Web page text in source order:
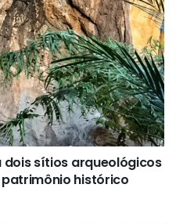
sítios arqueológicos
histórico